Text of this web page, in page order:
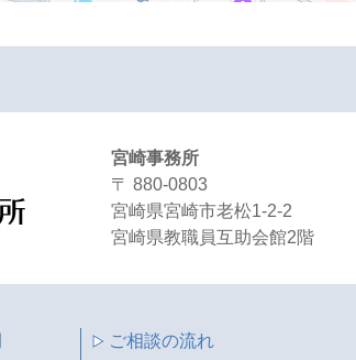
宮崎事務所
〒 880-0803
宮崎県宮崎市老松1-2-2
宮崎県教職員互助会館2階
ご相談の流れ